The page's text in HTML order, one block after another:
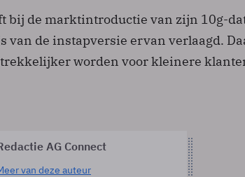
bij de marktintroductie van zijn 10g-
van de instapversie ervan verlaagd.
worden voor kleinere
AG Connect
van deze auteur